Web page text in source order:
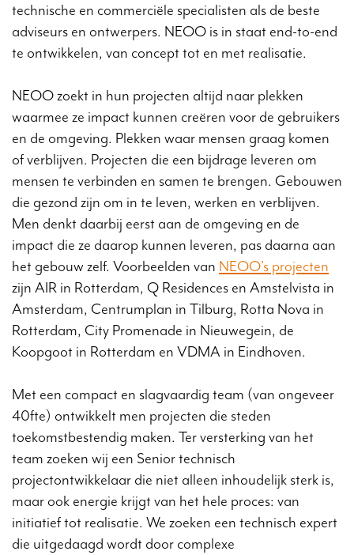
technische en commerciële specialisten als de beste
adviseurs en ontwerpers. NEOO is in staat end-to-end
te ontwikkelen, van concept tot en met realisatie.
NEOO zoekt in hun projecten altijd naar plekken
waarmee ze impact kunnen creëren voor de gebruikers
en de omgeving. Plekken waar mensen graag komen
of verblijven. Projecten die een bijdrage leveren om
mensen te verbinden en samen te brengen. Gebouwen
die gezond zijn om in te leven, werken en verblijven.
Men denkt daarbij eerst aan de omgeving en de
impact die ze daarop kunnen leveren, pas daarna aan
het gebouw zelf. Voorbeelden van NEOO’s projecten
zijn AIR in Rotterdam, Q Residences en Amstelvista in
Amsterdam, Centrumplan in Tilburg, Rotta Nova in
Rotterdam, City Promenade in Nieuwegein, de
Koopgoot in Rotterdam en VDMA in Eindhoven.
Met een compact en slagvaardig team (van ongeveer
40fte) ontwikkelt men projecten die steden
toekomstbestendig maken. Ter versterking van het
team zoeken wij een Senior technisch
projectontwikkelaar die niet alleen inhoudelijk sterk is,
maar ook energie krijgt van het hele proces: van
initiatief tot realisatie. We zoeken een technisch expert
die uitgedaagd wordt door complexe